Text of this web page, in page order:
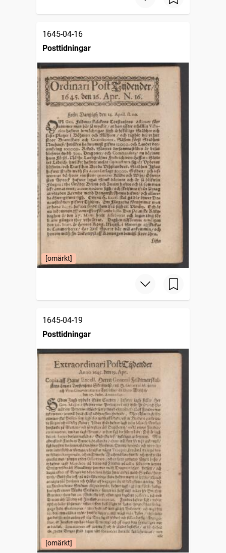
1645-04-16
Posttidningar
[omärkt]
1645-04-19
Posttidningar
[omärkt]